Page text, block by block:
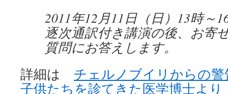
2011年12月11日（日）13時～
逐次通訳付き講演の後、お寄
質問にお答えします。
詳細は チェルノブイリからの警
子供たちを診てきた医学博士より